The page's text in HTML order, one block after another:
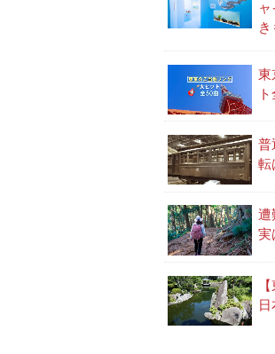
き
東
普
転
遭
実